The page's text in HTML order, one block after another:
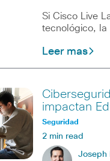
Si Cisco Live
tecnológico, la
Leer mas
impactan
Seguridad
2 min read
Joseph